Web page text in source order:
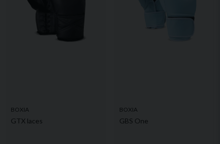
BOXIA
GTX laces
BOXIA
GBS One